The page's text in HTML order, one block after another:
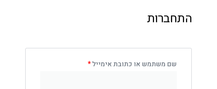
התחברות
שם משתמש או כתובת אימייל*